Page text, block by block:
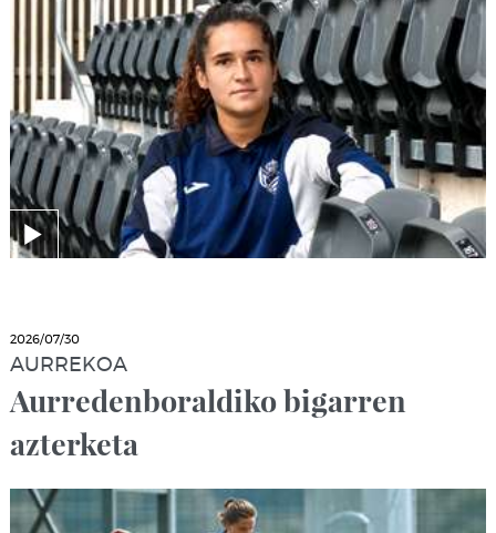
2026/07/30
AURREKOA
Aurredenboraldiko bigarren
azterketa